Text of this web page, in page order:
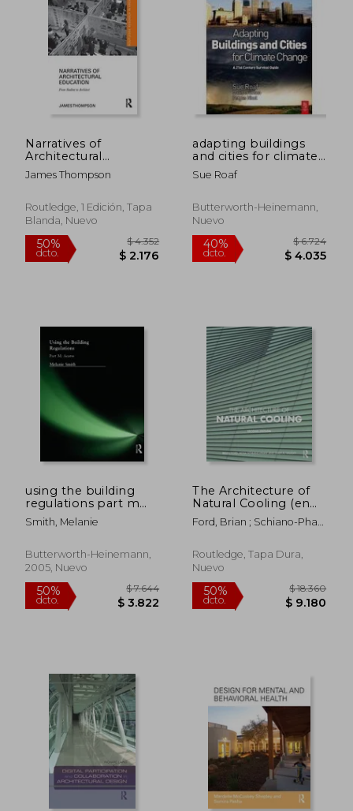
$ 1.799
Narratives of
Architectural
Education: From
Student to Architect
in Architecture) (en
Inglés)
James Thompson
Routledge, 1 Edición, Tapa
Blanda, Nuevo
adapting buildings
and cities for climate
change,a 21st century
survival guide
Sue Roaf
Butterworth-Heinemann,
Nuevo
using the building
regulations part m
access (en Inglés)
Smith, Melanie
Butterworth-Heinemann,
2005, Nuevo
The Architecture of
Natural Cooling (en
Inglés)
Ford, Brian ; Schiano-Phan,
Routledge, Tapa Dura,
Nuevo